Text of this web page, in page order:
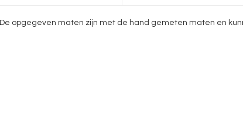
De opgegeven maten zijn met de hand gemeten maten en